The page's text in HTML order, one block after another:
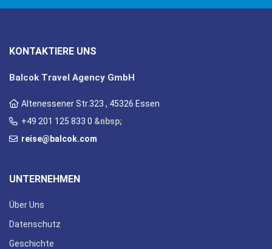
KONTAKTIERE UNS
Balcok Travel Agency GmbH
Altenessener Str.323 , 45326 Essen
+49 201 125 833 0 &nbsp;
reise@balcok.com
UNTERNEHMEN
Über Uns
Datenschutz
Geschichte